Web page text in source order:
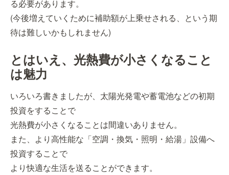
る必要があります。
(今後増えていくために補助額が上乗せされる、という期
待は難しいかもしれません)
とはいえ、光熱費が小さくなること
は魅力
いろいろ書きましたが、太陽光発電や蓄電池などの初期
投資をすることで
光熱費が小さくなることは間違いありません。
また、より高性能な「空調・換気・照明・給湯」設備へ
投資することで
より快適な生活を送ることができます。